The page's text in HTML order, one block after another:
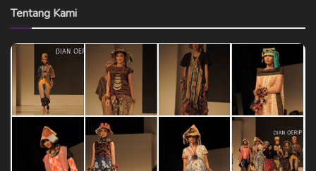
Tentang Kami